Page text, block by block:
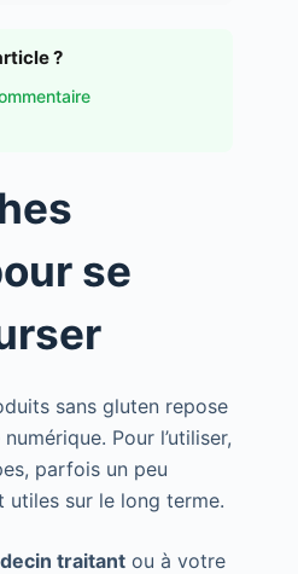
?
se
sans gluten repose
Pour l’utiliser,
parfois un peu
utiles sur le long terme.
traitant ou à votre